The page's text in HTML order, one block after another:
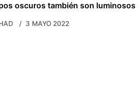
oscuros también son luminosos
3 MAYO 2022